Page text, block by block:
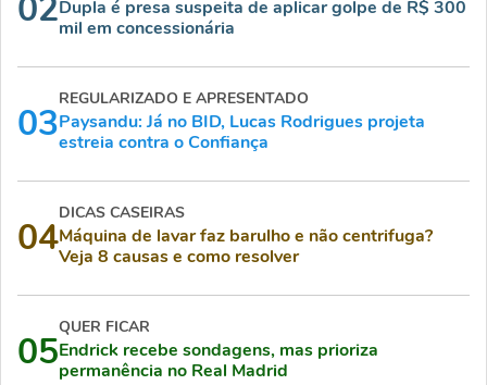
02Dupla é presa suspeita de aplicar golpe de R$ 300
mil em concessionária
03
REGULARIZADO E APRESENTADO
Paysandu: Já no BID, Lucas Rodrigues projeta
estreia contra o Confiança
04
DICAS CASEIRAS
Máquina de lavar faz barulho e não centrifuga?
Veja 8 causas e como resolver
05
QUER FICAR
Endrick recebe sondagens, mas prioriza
permanência no Real Madrid